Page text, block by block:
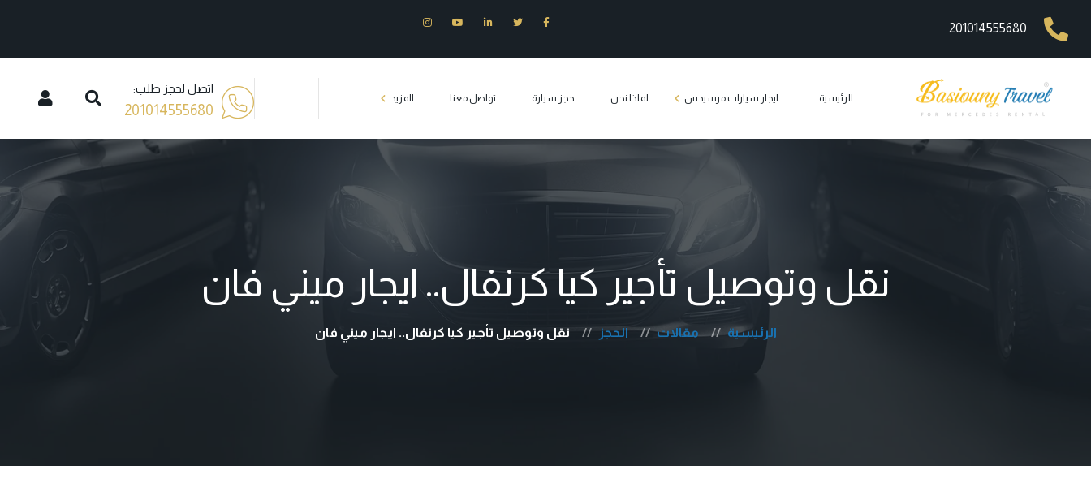
201014555680
الرئيسية ايجار سيارات مرسيدس
ايجار مرسيدس فيانو
Tourist transport car rental
ايجار جي كلاس مصر
لماذا نحن حجز سيارة تواصل معنا المزيد
اتصل لحجز طلب:
201014555680
نقل وتوصيل تأجير كيا كرنفال.. ايجار ميني فان
الرئيسية مقالات الحجز نقل وتوصيل تأجير كيا كرنفال.. ايجار ميني فان